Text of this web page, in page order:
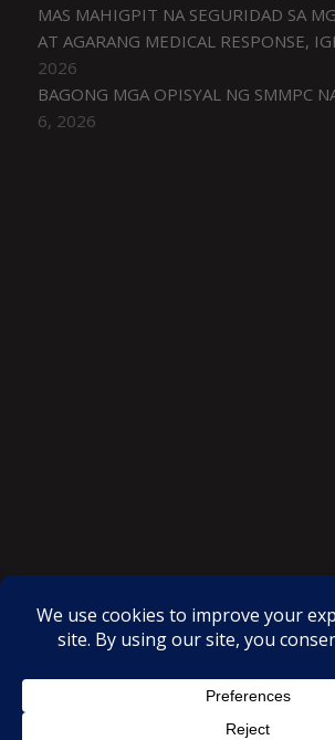
MAS MAHIGPIT NA SEGURIDAD SA
AT AGARANG MEDICAL RESPONSE,
2026
BAGONG MGA OPISYAL NG SMMPC
6, 2026